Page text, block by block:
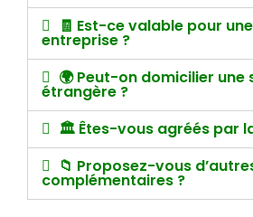
🧾 Est-ce valable pour
entreprise ?
🌍 Peut-on domicilier une
étrangère ?
🏛️ Êtes-vous agréés par
📁 Proposez-vous
complémentaires ?